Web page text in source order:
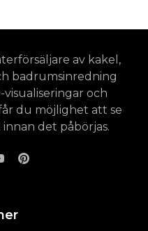
av kakel,
badrumsinredning
och
du möjlighet att se
det påbörjas.